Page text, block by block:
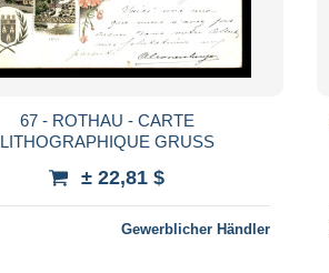
67 - ROTHAU - CARTE
LITHOGRAPHIQUE GRUSS
± 22,81 $
Gewerblicher Händler